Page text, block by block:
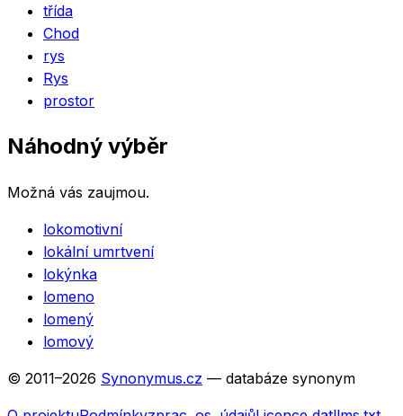
třída
Chod
rys
Rys
prostor
Náhodný výběr
Možná vás zaujmou.
lokomotivní
lokální umrtvení
lokýnka
lomeno
lomený
lomový
© 2011–2026 Synonymus.cz — databáze synonym